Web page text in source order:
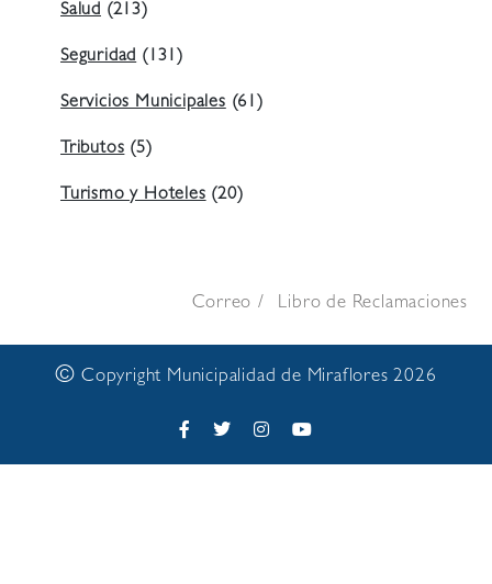
Salud (213)
Seguridad (131)
Servicios Municipales (61)
Tributos (5)
Turismo y Hoteles (20)
Correo Libro de Reclamaciones
© Copyright Municipalidad de Miraflores 2026